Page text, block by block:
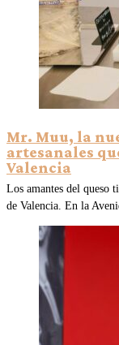
Mr. Muu, la
artesanales
Valencia
Los amantes del queso
de Valencia. En la